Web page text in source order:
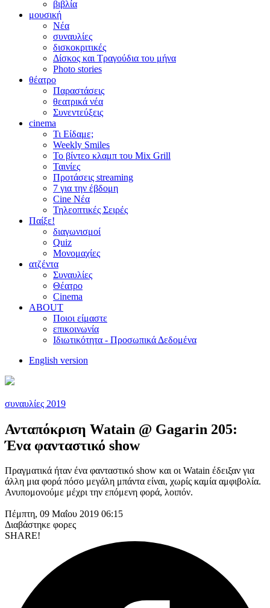
βιβλία
μουσική
Νέα
συναυλίες
δισκοκριτικές
Δίσκος και Τραγούδια του μήνα
Photo stories
θέατρο
Παραστάσεις
θεατρικά νέα
Συνεντεύξεις
cinema
Τι Είδαμε;
Weekly Smiles
Το βίντεο κλαμπ του Mix Grill
Ταινίες
Προτάσεις streaming
7 για την έβδομη
Cine Νέα
Τηλεοπτικές Σειρές
Παίξε!
διαγωνισμοί
Quiz
Μονομαχίες
ατζέντα
Συναυλίες
Θέατρο
Cinema
ABOUT
Ποιοι είμαστε
επικοινωνία
Ιδιωτικότητα - Προσωπικά Δεδομένα
English version
συναυλίες 2019
Ανταπόκριση Watain @ Gagarin 205:
Ένα φανταστικό show
Πραγματικά ήταν ένα φανταστικό show και oι Watain έδειξαν για
άλλη μια φορά πόσο μεγάλη μπάντα είναι, χωρίς καμία αμφιβολία.
Ανυπομονούμε μέχρι την επόμενη φορά, λοιπόν.
Πέμπτη, 09 Μαΐου 2019 06:15
Διαβάστηκε φορες
SHARE!